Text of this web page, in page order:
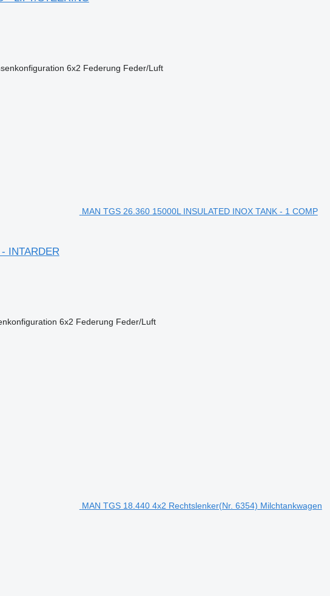
6x2 Federung Feder/Luft
MAN TGS 26.360 15000L INSULATED INOX TANK - 1 COMP
INTARDER
6x2 Federung Feder/Luft
MAN TGS 18.440 4x2 Rechtslenker(Nr. 6354) Milchtankwagen